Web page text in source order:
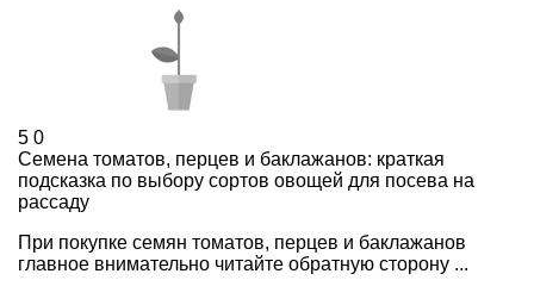
5 0
Семена томатов, перцев и баклажанов: краткая
подсказка по выбору сортов овощей для посева на
рассаду
При покупке семян томатов, перцев и баклажанов
главное внимательно читайте обратную сторону ...